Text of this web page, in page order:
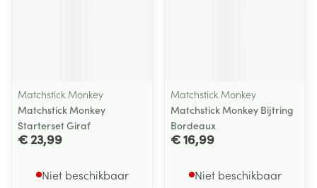
Matchstick Monkey
Matchstick Monkey
Starterset Giraf
€ 23,99
Niet beschikbaar
Matchstick Monkey
Matchstick Monkey Bijtring
Bordeaux
€ 16,99
Niet beschikbaar